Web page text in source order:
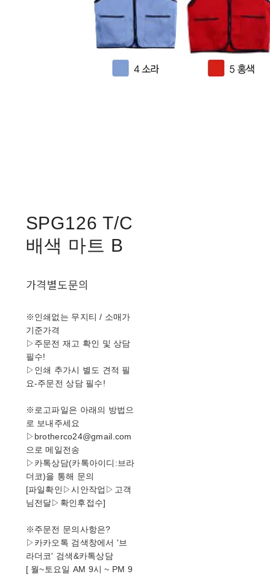
SPG126 T/C
배색 마트 B
가격별도문의
※인쇄없는 무지티 / 소매가
기준가격
▷주문전 재고 확인 및 상담
필수!
▷인쇄 추가시 별도 견적 필
요-주문전 상담 필수!
※로고파일은 아래의 방법으
로 보내주세요
▷brotherco24@gmail.com
으로 메일전송
▷카톡상담(카톡아이디:브라
더코)을 통해 문의
[파일확인▷시안작업▷고객
님전달▷확인후접수]
※주문전 문의사항은?
▷카카오톡 검색창에서 '브
라더코' 검색&카톡상담
[ 월~토요일 AM 9시 ~ PM 9